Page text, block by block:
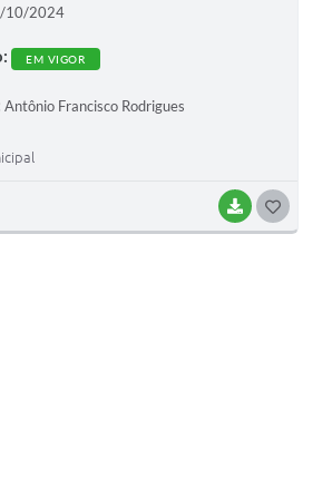
BAIXAR
10/2024
EM VIGOR
Antônio Francisco Rodrigues